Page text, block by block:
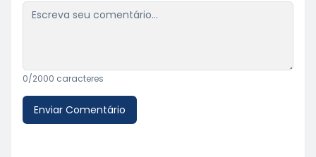
0/2000 caracteres
Enviar Comentário